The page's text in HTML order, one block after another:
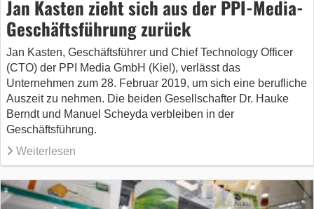
Jan Kasten zieht sich aus der PPI-Media-
Geschäftsführung zurück
Jan Kasten, Geschäftsführer und Chief Technology Officer
(CTO) der PPI Media GmbH (Kiel), verlässt das
Unternehmen zum 28. Februar 2019, um sich eine berufliche
Auszeit zu nehmen. Die beiden Gesellschafter Dr. Hauke
Berndt und Manuel Scheyda verbleiben in der
Geschäftsführung.
Weiterlesen